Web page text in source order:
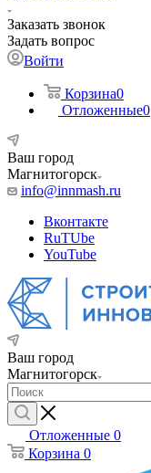
Заказать звонок
Задать вопрос
Войти
Корзина0
Отложенные0
Ваш город
Магнитогорск
info@innmash.ru
Вконтакте
RuTUbe
YouTube
Ваш город
Магнитогорск
Отложенные 0
Корзина 0